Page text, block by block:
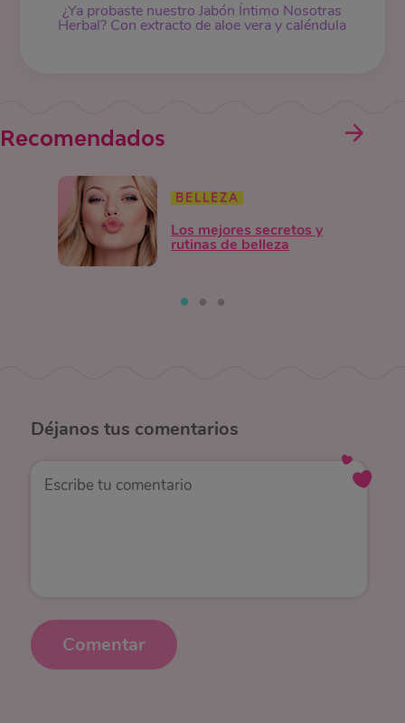
¿Ya probaste nuestro Jabón Íntimo Nosotras
Herbal? Con extracto de aloe vera y caléndula
Recomendados
BELLEZA
Los mejores secretos y
rutinas de belleza
Déjanos tus comentarios
Comentar